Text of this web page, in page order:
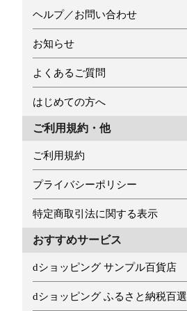
ヘルプ／お問い合わせ
お知らせ
よくあるご質問
はじめての方へ
ご利用規約・他
ご利用規約
プライバシーポリシー
特定商取引法に関する表示
おすすめサービス
dショッピング サンプル百貨店
dショッピング ふるさと納税百選